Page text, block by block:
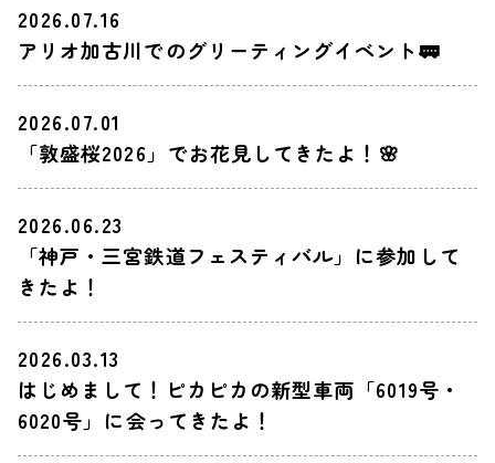
2026.07.16
アリオ加古川でのグリーティングイベント🚃
2026.07.01
「敦盛桜2026」でお花見してきたよ！🌸
2026.06.23
「神戸・三宮鉄道フェスティバル」に参加して
きたよ！
2026.03.13
はじめまして！ピカピカの新型車両「6019号・
6020号」に会ってきたよ！